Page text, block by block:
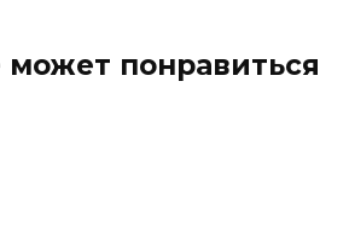
понравиться